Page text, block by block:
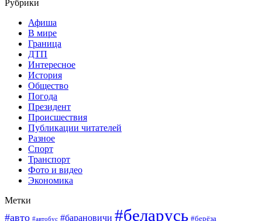
Рубрики
Афиша
В мире
Граница
ДТП
Интересное
История
Общество
Погода
Президент
Происшествия
Публикации читателей
Разное
Спорт
Транспорт
Фото и видео
Экономика
Метки
#авто #автобус #барановичи #беларусь #берёза